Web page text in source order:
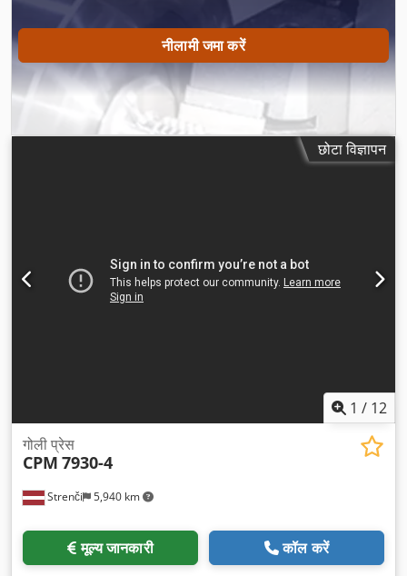
नीलामी जमा करें
छोटा विज्ञापन
1 / 12
Strenči 5,940 km
गोली प्रेस
CPM 7930-4
मूल्य जानकारी कॉल करें